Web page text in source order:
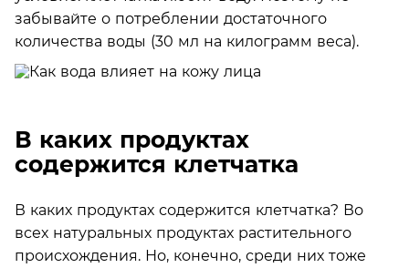
забывайте о потреблении достаточного
количества воды (30 мл на килограмм веса).
В каких продуктах
содержится клетчатка
В каких продуктах содержится клетчатка? Во
всех натуральных продуктах растительного
происхождения. Но, конечно, среди них тоже